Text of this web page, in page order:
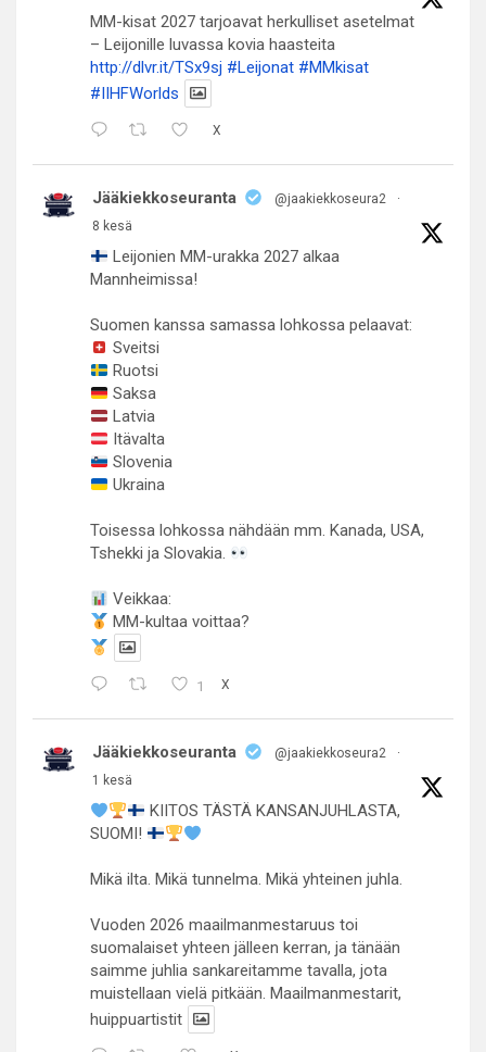
MM-kisat 2027 tarjoavat herkulliset asetelmat
– Leijonille luvassa kovia haasteita
http://dlvr.it/TSx9sj #Leijonat #MMkisat
#IIHFWorlds
X
Jääkiekkoseuranta @jaakiekkoseura2
·
8 kesä
Leijonien MM-urakka 2027 alkaa
Mannheimissa!
Suomen kanssa samassa lohkossa pelaavat:
Sveitsi
Ruotsi
Saksa
Latvia
Itävalta
Slovenia
Ukraina
Toisessa lohkossa nähdään mm. Kanada, USA,
Tshekki ja Slovakia.
Veikkaa:
MM-kultaa voittaa?
1 X
Jääkiekkoseuranta @jaakiekkoseura2
·
1 kesä
KIITOS TÄSTÄ KANSANJUHLASTA,
SUOMI!
Mikä ilta. Mikä tunnelma. Mikä yhteinen juhla.
Vuoden 2026 maailmanmestaruus toi
suomalaiset yhteen jälleen kerran, ja tänään
saimme juhlia sankareitamme tavalla, jota
muistellaan vielä pitkään. Maailmanmestarit,
huippuartistit